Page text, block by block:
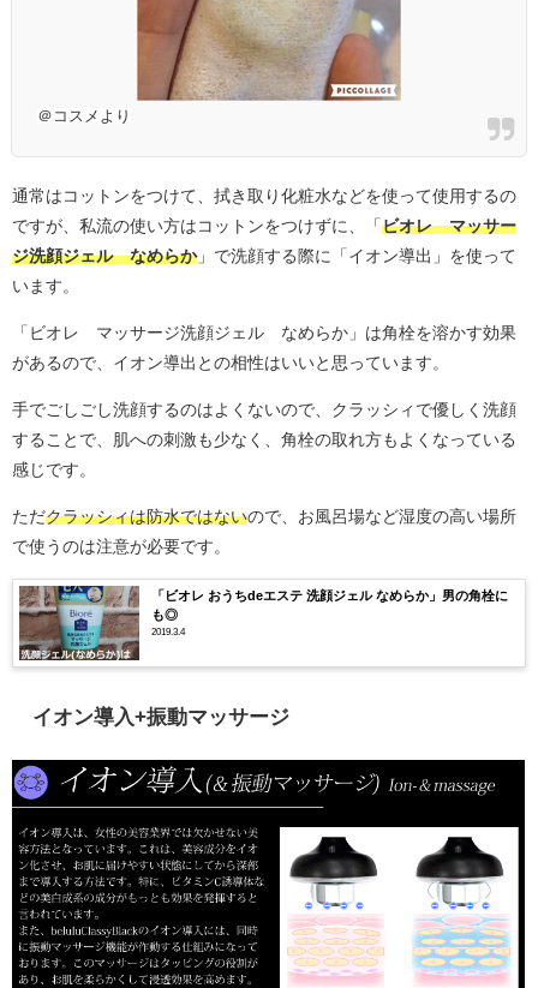
＠コスメより
通常はコットンをつけて、拭き取り化粧水などを使って使用するの
ですが、私流の使い方はコットンをつけずに、「 ビオレ マッサー
ジ洗顔ジェル なめらか」で洗顔する際に「イオン導出」を使って
います。
「ビオレ マッサージ洗顔ジェル なめらか」は角栓を溶かす効果
があるので、イオン導出との相性はいいと思っています。
手でごしごし洗顔するのはよくないので、クラッシィで優しく洗顔
することで、肌への刺激も少なく、角栓の取れ方もよくなっている
感じです。
ただクラッシィは防水ではないので、お風呂場など湿度の高い場所
で使うのは注意が必要です。
「ビオレ おうちdeエステ 洗顔ジェル なめらか」男の角栓に
も◎
2019.3.4
イオン導入+振動マッサージ